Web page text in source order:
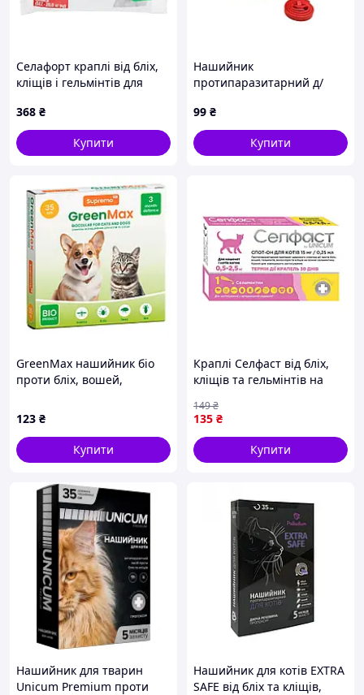
Селафорт краплі від бліх,
кліщів і гельмінтів для
368 ₴
Купити
Нашийник
протипаразитарний д/
99 ₴
Купити
GreenMax нашийник біо
проти бліх, вошей,
паразитів для собак і котів
35 см
123 ₴
Купити
Краплі Селфаст від бліх,
кліщів та гельмінтів на
Селфаст - 1 - 0,25 - Україна
- Від бліх, кліщів та
135 ₴
149₴
Купити
Нашийник для тварин
Unicum Premium проти
Нашийник для котів EXTRA
SAFE від бліх та кліщів,